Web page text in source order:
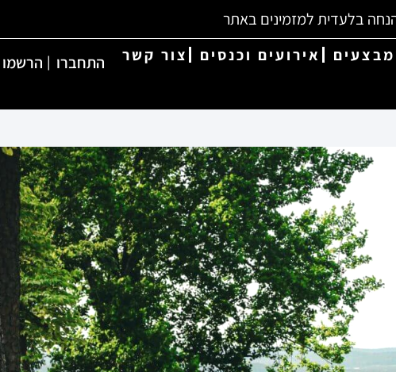
אירועים וכנסים צור קשר התחברו | הרשמו